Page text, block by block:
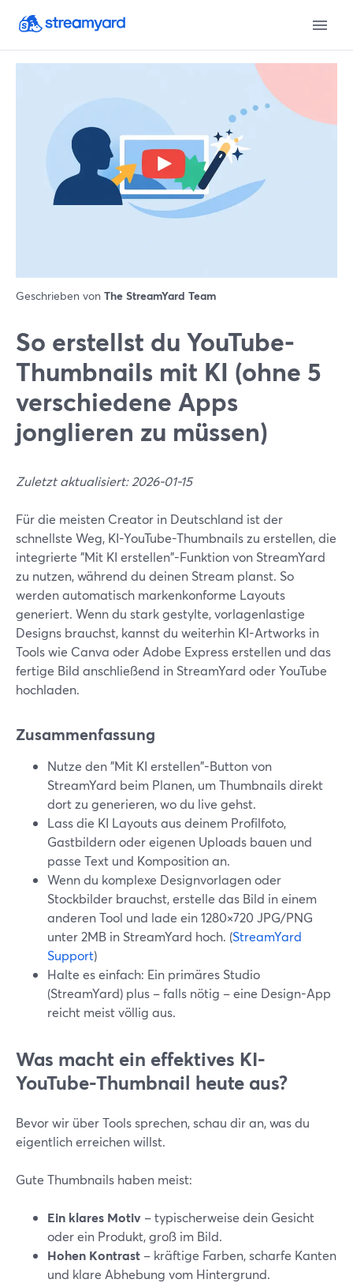
Geschrieben von The StreamYard Team
So erstellst du YouTube-
Thumbnails mit KI (ohne 5
verschiedene Apps
jonglieren zu müssen)
Zuletzt aktualisiert: 2026-01-15
Für die meisten Creator in Deutschland ist der
schnellste Weg, KI-YouTube-Thumbnails zu erstellen, die
integrierte "Mit KI erstellen"-Funktion von StreamYard
zu nutzen, während du deinen Stream planst. So
werden automatisch markenkonforme Layouts
generiert. Wenn du stark gestylte, vorlagenlastige
Designs brauchst, kannst du weiterhin KI-Artworks in
Tools wie Canva oder Adobe Express erstellen und das
fertige Bild anschließend in StreamYard oder YouTube
hochladen.
Zusammenfassung
Nutze den "Mit KI erstellen"-Button von
StreamYard beim Planen, um Thumbnails direkt
dort zu generieren, wo du live gehst.
Lass die KI Layouts aus deinem Profilfoto,
Gastbildern oder eigenen Uploads bauen und
passe Text und Komposition an.
Wenn du komplexe Designvorlagen oder
Stockbilder brauchst, erstelle das Bild in einem
anderen Tool und lade ein 1280×720 JPG/PNG
unter 2MB in StreamYard hoch. (StreamYard
Support)
Halte es einfach: Ein primäres Studio
(StreamYard) plus – falls nötig – eine Design-App
reicht meist völlig aus.
Was macht ein effektives KI-
YouTube-Thumbnail heute aus?
Bevor wir über Tools sprechen, schau dir an, was du
eigentlich erreichen willst.
Gute Thumbnails haben meist:
Ein klares Motiv – typischerweise dein Gesicht
oder ein Produkt, groß im Bild.
Hohen Kontrast – kräftige Farben, scharfe Kanten
und klare Abhebung vom Hintergrund.